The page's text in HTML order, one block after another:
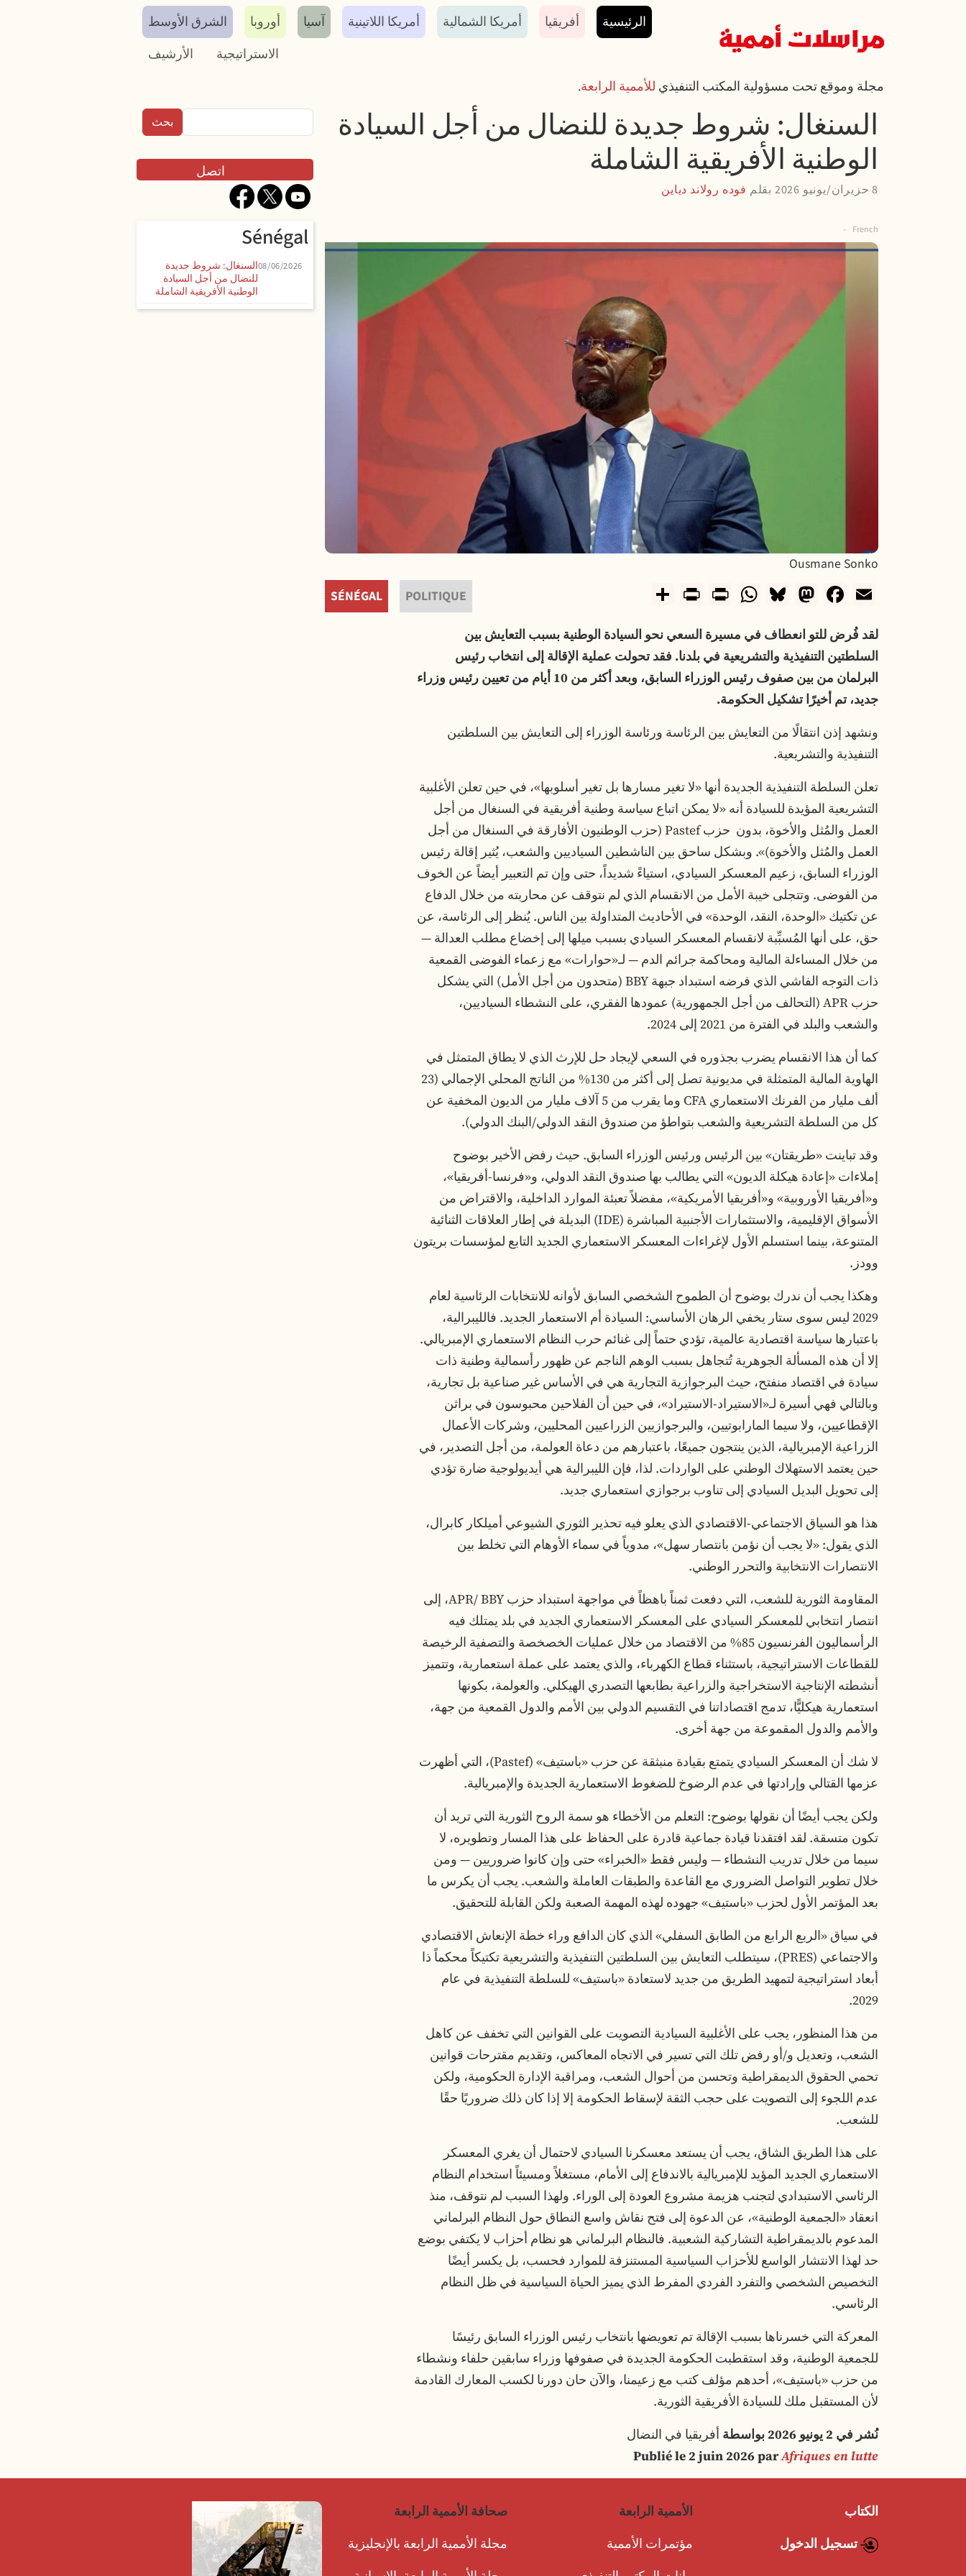
القائمة الرئيسيةالرئيسية أفريقيا أمريكا الشمالية أمريكا اللاتينية آسيا أوروبا
الشرق الأوسط
الاستراتيجية
الأرشيف
مجلة وموقع تحت مسؤولية المكتب التنفيذي للأممية الرابعة.
السنغال: شروط جديدة للنضال من أجل السيادة
الوطنية الأفريقية الشاملة
8 حزيران/يونيو 2026 بقلم فوده رولاند دياين
French
Ousmane Sonko
SÉNÉGAL
POLITIQUE Email
Facebook
Mastodon
Bluesky
WhatsApp
Print
PrintFriendly
لقد فُرض للتو انعطاف في مسيرة السعي نحو السيادة الوطنية بسبب التعايش بين
السلطتين التنفيذية والتشريعية في بلدنا. فقد تحولت عملية الإقالة إلى انتخاب رئيس
البرلمان من بين صفوف رئيس الوزراء السابق، وبعد أكثر من 10 أيام من تعيين رئيس وزراء
جديد، تم أخيرًا تشكيل الحكومة.
ونشهد إذن انتقالًا من التعايش بين الرئاسة ورئاسة الوزراء إلى التعايش بين السلطتين
التنفيذية والتشريعية.
تعلن السلطة التنفيذية الجديدة أنها «لا تغير مسارها بل تغير أسلوبها»، في حين تعلن الأغلبية
التشريعية المؤيدة للسيادة أنه «لا يمكن اتباع سياسة وطنية أفريقية في السنغال من أجل
العمل والمُثل والأخوة، بدون حزب Pastef (حزب الوطنيون الأفارقة في السنغال من أجل
العمل والمُثل والأخوة)». وبشكل ساحق بين الناشطين السياديين والشعب، يُثير إقالة رئيس
الوزراء السابق، زعيم المعسكر السيادي، استياءً شديداً، حتى وإن تم التعبير أيضاً عن الخوف
من الفوضى. وتتجلى خيبة الأمل من الانقسام الذي لم نتوقف عن محاربته من خلال الدفاع
عن تكتيك «الوحدة، النقد، الوحدة» في الأحاديث المتداولة بين الناس. يُنظر إلى الرئاسة، عن
حق، على أنها المُسبِّبة لانقسام المعسكر السيادي بسبب ميلها إلى إخضاع مطلب العدالة —
من خلال المساءلة المالية ومحاكمة جرائم الدم — لـ«حوارات» مع زعماء الفوضى القمعية
ذات التوجه الفاشي الذي فرضه استبداد جبهة BBY (متحدون من أجل الأمل) التي يشكل
حزب APR (التحالف من أجل الجمهورية) عمودها الفقري، على النشطاء السياديين،
والشعب والبلد في الفترة من 2021 إلى 2024.
كما أن هذا الانقسام يضرب بجذوره في السعي لإيجاد حل للإرث الذي لا يطاق المتمثل في
الهاوية المالية المتمثلة في مديونية تصل إلى أكثر من 130% من الناتج المحلي الإجمالي (23
ألف مليار من الفرنك الاستعماري CFA وما يقرب من 5 آلاف مليار من الديون المخفية عن
كل من السلطة التشريعية والشعب بتواطؤ من صندوق النقد الدولي/البنك الدولي).
وقد تباينت «طريقتان» بين الرئيس ورئيس الوزراء السابق. حيث رفض الأخير بوضوح
إملاءات «إعادة هيكلة الديون» التي يطالب بها صندوق النقد الدولي، و«فرنسا-أفريقيا»،
و«أفريقيا الأوروبية» و«أفريقيا الأمريكية»، مفضلاً تعبئة الموارد الداخلية، والاقتراض من
الأسواق الإقليمية، والاستثمارات الأجنبية المباشرة (IDE) البديلة في إطار العلاقات الثنائية
المتنوعة، بينما استسلم الأول لإغراءات المعسكر الاستعماري الجديد التابع لمؤسسات بريتون
وودز.
وهكذا يجب أن ندرك بوضوح أن الطموح الشخصي السابق لأوانه للانتخابات الرئاسية لعام
2029 ليس سوى ستار يخفي الرهان الأساسي: السيادة أم الاستعمار الجديد. فالليبرالية،
باعتبارها سياسة اقتصادية عالمية، تؤدي حتماً إلى غنائم حرب النظام الاستعماري الإمبريالي.
إلا أن هذه المسألة الجوهرية تُتجاهل بسبب الوهم الناجم عن ظهور رأسمالية وطنية ذات
سيادة في اقتصاد منفتح، حيث البرجوازية التجارية هي في الأساس غير صناعية بل تجارية،
وبالتالي فهي أسيرة لـ«الاستيراد-الاستيراد»، في حين أن الفلاحين محبوسون في براثن
الإقطاعيين، ولا سيما المارابوتيين، والبرجوازيين الزراعيين المحليين، وشركات الأعمال
الزراعية الإمبريالية، الذين ينتجون جميعًا، باعتبارهم من دعاة العولمة، من أجل التصدير، في
حين يعتمد الاستهلاك الوطني على الواردات. لذا، فإن الليبرالية هي أيديولوجية ضارة تؤدي
إلى تحويل البديل السيادي إلى تناوب برجوازي استعماري جديد.
هذا هو السياق الاجتماعي-الاقتصادي الذي يعلو فيه تحذير الثوري الشيوعي أميلكار كابرال،
الذي يقول: «لا يجب أن نؤمن بانتصار سهل»، مدوياً في سماء الأوهام التي تخلط بين
الانتصارات الانتخابية والتحرر الوطني.
المقاومة الثورية للشعب، التي دفعت ثمناً باهظاً في مواجهة استبداد حزب APR/ BBY، إلى
انتصار انتخابي للمعسكر السيادي على المعسكر الاستعماري الجديد في بلد يمتلك فيه
الرأسماليون الفرنسيون 85% من الاقتصاد من خلال عمليات الخصخصة والتصفية الرخيصة
للقطاعات الاستراتيجية، باستثناء قطاع الكهرباء، والذي يعتمد على عملة استعمارية، وتتميز
أنشطته الإنتاجية الاستخراجية والزراعية بطابعها التصدري الهيكلي. والعولمة، بكونها
استعمارية هيكليًّا، تدمج اقتصاداتنا في التقسيم الدولي بين الأمم والدول القمعية من جهة،
والأمم والدول المقموعة من جهة أخرى.
لا شك أن المعسكر السيادي يتمتع بقيادة منبثقة عن حزب «باستيف» (Pastef)، التي أظهرت
عزمها القتالي وإرادتها في عدم الرضوخ للضغوط الاستعمارية الجديدة والإمبريالية.
ولكن يجب أيضًا أن نقولها بوضوح: التعلم من الأخطاء هو سمة الروح الثورية التي تريد أن
تكون متسقة. لقد افتقدنا قيادة جماعية قادرة على الحفاظ على هذا المسار وتطويره، لا
سيما من خلال تدريب النشطاء — وليس فقط «الخبراء» حتى وإن كانوا ضروريين — ومن
خلال تطوير التواصل الضروري مع القاعدة والطبقات العاملة والشعب. يجب أن يكرس ما
بعد المؤتمر الأول لحزب «باستيف» جهوده لهذه المهمة الصعبة ولكن القابلة للتحقيق.
في سياق «الربع الرابع من الطابق السفلي» الذي كان الدافع وراء خطة الإنعاش الاقتصادي
والاجتماعي (PRES)، سيتطلب التعايش بين السلطتين التنفيذية والتشريعية تكتيكاً محكماً ذا
أبعاد استراتيجية لتمهيد الطريق من جديد لاستعادة «باستيف» للسلطة التنفيذية في عام
2029.
من هذا المنظور، يجب على الأغلبية السيادية التصويت على القوانين التي تخفف عن كاهل
الشعب، وتعديل و/أو رفض تلك التي تسير في الاتجاه المعاكس، وتقديم مقترحات قوانين
تحمي الحقوق الديمقراطية وتحسن من أحوال الشعب، ومراقبة الإدارة الحكومية، ولكن
عدم اللجوء إلى التصويت على حجب الثقة لإسقاط الحكومة إلا إذا كان ذلك ضروريًا حقًا
للشعب.
على هذا الطريق الشاق، يجب أن يستعد معسكرنا السيادي لاحتمال أن يغري المعسكر
الاستعماري الجديد المؤيد للإمبريالية بالاندفاع إلى الأمام، مستغلاً ومسيئاً استخدام النظام
الرئاسي الاستبدادي لتجنب هزيمة مشروع العودة إلى الوراء. ولهذا السبب لم نتوقف، منذ
انعقاد «الجمعية الوطنية»، عن الدعوة إلى فتح نقاش واسع النطاق حول النظام البرلماني
المدعوم بالديمقراطية التشاركية الشعبية. فالنظام البرلماني هو نظام أحزاب لا يكتفي بوضع
حد لهذا الانتشار الواسع للأحزاب السياسية المستنزفة للموارد فحسب، بل يكسر أيضًا
التخصيص الشخصي والتفرد الفردي المفرط الذي يميز الحياة السياسية في ظل النظام
الرئاسي.
المعركة التي خسرناها بسبب الإقالة تم تعويضها بانتخاب رئيس الوزراء السابق رئيسًا
للجمعية الوطنية، وقد استقطبت الحكومة الجديدة في صفوفها وزراء سابقين حلفاء ونشطاء
من حزب «باستيف»، أحدهم مؤلف كتب مع زعيمنا، والآن حان دورنا لكسب المعارك القادمة
لأن المستقبل ملك للسيادة الأفريقية الثورية.
نُشر في 2 يونيو 2026 بواسطة
أفريقيا في النضال
Publié le 2 juin 2026 parAfriques en lutte
اتصل
Sénégal
08/06/2026السنغال: شروط جديدة
للنضال من أجل السيادة
الوطنية الأفريقية الشاملة
صحافة الأممية الرابعة
مجلة الأممية الرابعة بالإنجليزية
الأممية الرابعة
مؤتمرات الأممية
الكتاب
تسجيل الدخول